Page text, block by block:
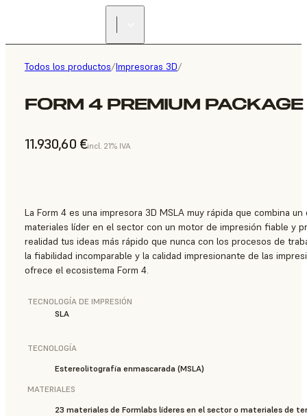
Todos los productos/Impresoras 3D/
FORM 4 PREMIUM
11.930,60 €incl. 21% IVA
La Form 4 es una impresora 3D MSLA muy rápida que combina
materiales líder en el sector con un motor de impresión fiable y
realidad tus ideas más rápido que nunca con los procesos de
la fiabilidad incomparable y la calidad impresionante de las
ofrece el ecosistema Form 4.
TECNOLOGÍA DE IMPRESIÓN
SLA
TECNOLOGÍA
Estereolitografía enmascarada (MSLA)
MATERIALES
23 materiales de Formlabs líderes en el sector o materiales de